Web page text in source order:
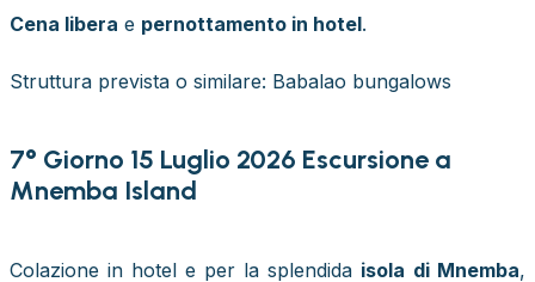
Cena libera e pernottamento in hotel.
Struttura prevista o similare: Babalao bungalows
7° Giorno 15 Luglio 2026 Escursione a
Mnemba Island
Colazione in hotel e per la splendida isola di Mnemba,